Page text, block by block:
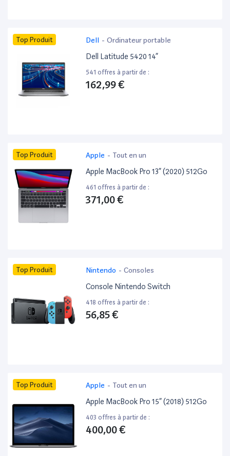
Top Produit Dell - Ordinateur portable
Dell Latitude 5420 14”
541 offres à partir de :
162,99 €
Top Produit Apple - Tout en un
Apple MacBook Pro 13” (2020) 512Go
461 offres à partir de :
371,00 €
Top Produit Nintendo - Consoles
Console Nintendo Switch
418 offres à partir de :
56,85 €
Top Produit Apple - Tout en un
Apple MacBook Pro 15” (2018) 512Go
403 offres à partir de :
400,00 €